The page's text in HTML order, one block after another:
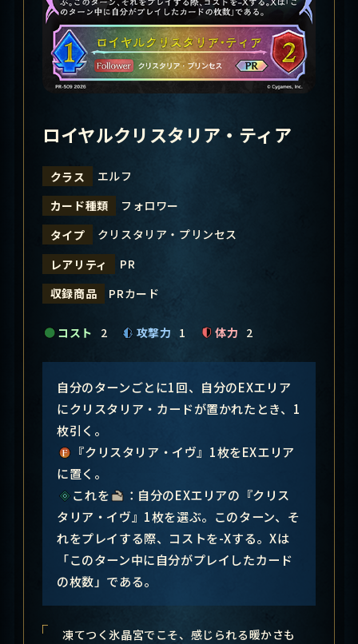
ロイヤルクリスタリア・ティア
クラス
エルフ
カード種類
フォロワー
タイプ
クリスタリア・プリンセス
レアリティ
PR
収録商品
PRカード
コスト 2 攻撃力 1 体力 2
自分のターンごとに1回、自分のEXエリア
にクリスタリア・カードが置かれたとき、1
枚引く。
『クリスタリア・イヴ』1枚をEXエリア
に置く。
これを
：自分のEXエリアの『クリス
タリア・イヴ』1枚を選ぶ。このターン、そ
れをプレイする際、コストを-Xする。Xは
「このターン中に自分がプレイしたカード
の枚数」である。
凍てつく氷晶宮でこそ、感じられる暖かさも